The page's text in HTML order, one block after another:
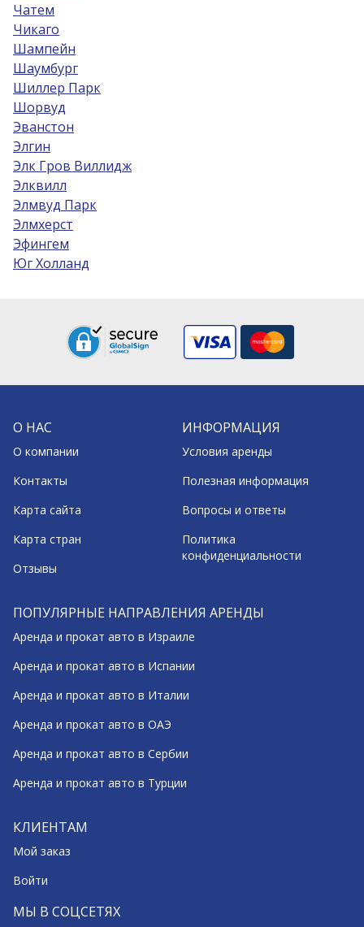
Чатем
Чикаго
Шампейн
Шаумбург
Шиллер Парк
Шорвуд
Эванстон
Элгин
Элк Гров Виллидж
Элквилл
Элмвуд Парк
Элмхерст
Эфингем
Юг Холланд
О НАС
О компании
Контакты
Карта сайта
Карта стран
Отзывы
ИНФОРМАЦИЯ
Условия аренды
Полезная информация
Вопросы и ответы
Политика
конфиденциальности
ПОПУЛЯРНЫЕ НАПРАВЛЕНИЯ АРЕНДЫ
Аренда и прокат авто в Израиле
Аренда и прокат авто в Испании
Аренда и прокат авто в Италии
Аренда и прокат авто в ОАЭ
Аренда и прокат авто в Сербии
Аренда и прокат авто в Турции
КЛИЕНТАМ
Мой заказ
Войти
МЫ В СОЦСЕТЯХ